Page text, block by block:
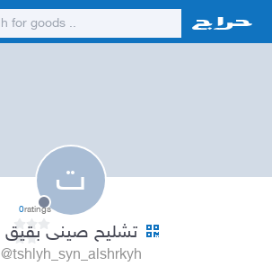
ت
0ratings
تشليح صينى بقيق
@tshlyh_syn_alshrkyh